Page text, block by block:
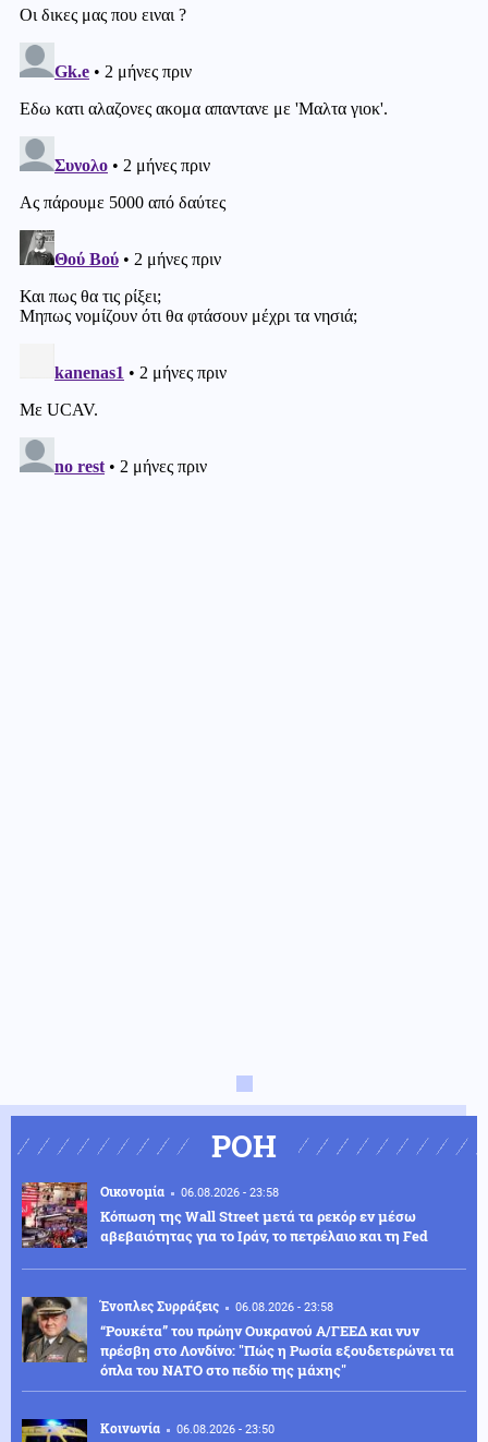
ΡΟΗ
Οικονομία 06.08.2026 - 23:58
Κόπωση της Wall Street μετά τα ρεκόρ εν μέσω
αβεβαιότητας για το Ιράν, το πετρέλαιο και τη Fed
Ένοπλες Συρράξεις 06.08.2026 - 23:58
“Ρουκέτα” του πρώην Ουκρανού Α/ΓΕΕΔ και νυν
πρέσβη στο Λονδίνο: "Πώς η Ρωσία εξουδετερώνει τα
όπλα του ΝΑΤΟ στο πεδίο της μάχης"
Κοινωνία 06.08.2026 - 23:50